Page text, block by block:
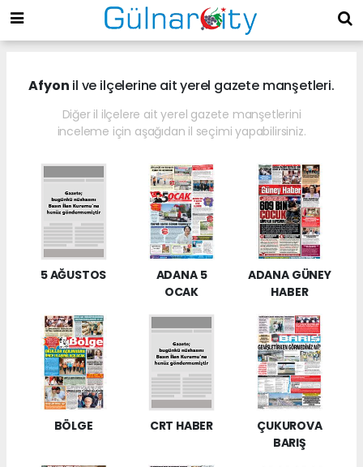
Afyon il ve ilçelerine ait yerel gazete manşetleri.
Diğer il ilçelere ait yerel gazete manşetlerini
inceleme için aşağıdan il seçimi yapabilirsiniz.
5 AĞUSTOS
ADANA 5
OCAK
ADANA GÜNEY
HABER
BÖLGE CRT HABER
ÇUKUROVA
BARIŞ